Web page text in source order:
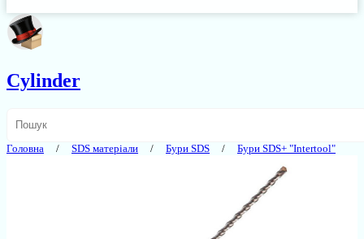
Cylinder
Головна SDS матеріали Бури SDS Бури SDS+ "Intertool"